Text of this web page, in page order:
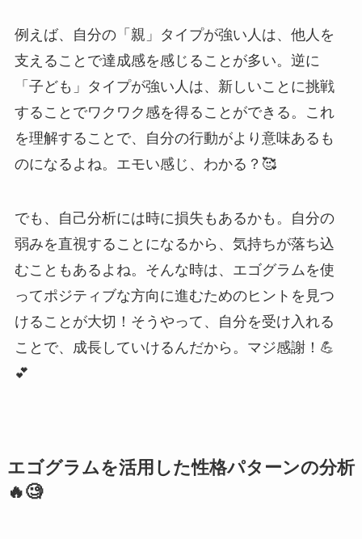
例えば、自分の「親」タイプが強い人は、他人を
支えることで達成感を感じることが多い。逆に
「子ども」タイプが強い人は、新しいことに挑戦
することでワクワク感を得ることができる。これ
を理解することで、自分の行動がより意味あるも
のになるよね。エモい感じ、わかる？🥰
でも、自己分析には時に損失もあるかも。自分の
弱みを直視することになるから、気持ちが落ち込
むこともあるよね。そんな時は、エゴグラムを使
ってポジティブな方向に進むためのヒントを見つ
けることが大切！そうやって、自分を受け入れる
ことで、成長していけるんだから。マジ感謝！💪
💕
エゴグラムを活用した性格パターンの分析
🔥🧐